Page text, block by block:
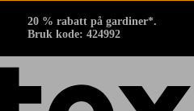
20 % rabatt på gardiner*.
Bruk kode: 424992